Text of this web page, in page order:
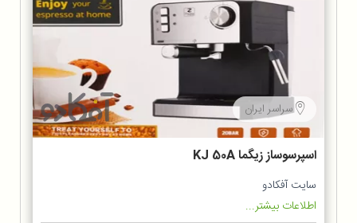
سراسر ایران
اسپرسوساز زیگما KJ 50A
سایت آفکادو
اطلاعات بیشتر...